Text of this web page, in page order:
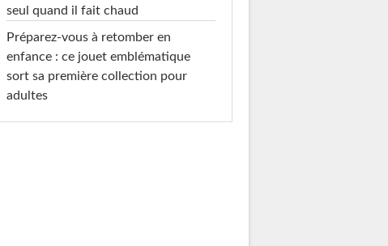
seul quand il fait chaud
Préparez-vous à retomber en
enfance : ce jouet emblématique
sort sa première collection pour
adultes